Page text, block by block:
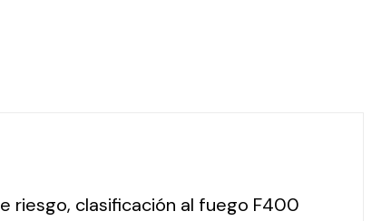
riesgo, clasificación al fuego F400